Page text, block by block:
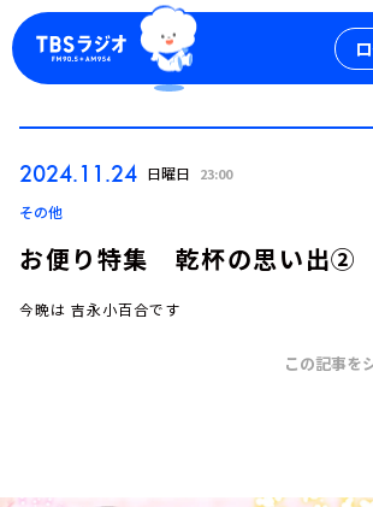
2024.11.24 日曜日 23:00
その他
お便り特集 乾杯の思い出②
今晩は 吉永小百合です
この記事を